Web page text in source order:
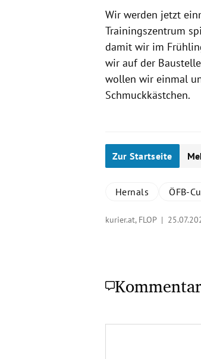
Wir werden jetzt
Trainingszentrum
damit wir im
wir auf der
wollen wir einmal
Schmuckkästchen.
Zur Startseite
Hernals ÖFB-
kurier.at, FLOP |